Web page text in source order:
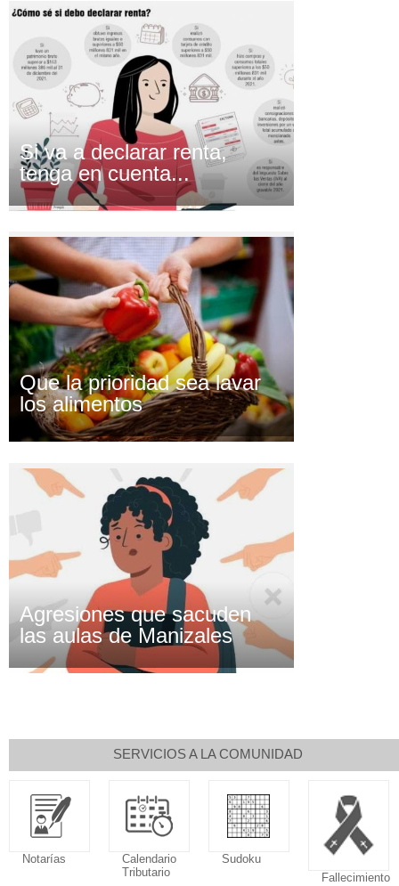
Si va a declarar renta,
tenga en cuenta...
Que la prioridad sea lavar
los alimentos
Agresiones que sacuden
las aulas de Manizales
SERVICIOS A LA COMUNIDAD
Notarías
Calendario
Tributario
Sudoku
Fallecimiento